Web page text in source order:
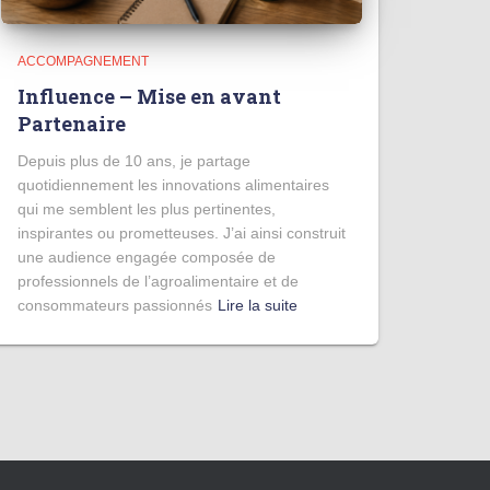
ACCOMPAGNEMENT
Influence – Mise en avant
Partenaire
Depuis plus de 10 ans, je partage
quotidiennement les innovations alimentaires
qui me semblent les plus pertinentes,
inspirantes ou prometteuses. J’ai ainsi construit
une audience engagée composée de
professionnels de l’agroalimentaire et de
consommateurs passionnés Lire la suite